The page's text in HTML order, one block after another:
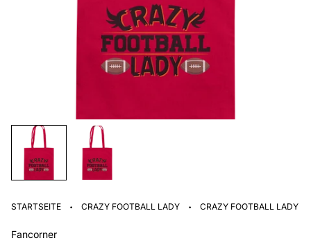
STARTSEITE · CRAZY FOOTBALL LADY · CRAZY FOOTBALL LADY -
Fancorner